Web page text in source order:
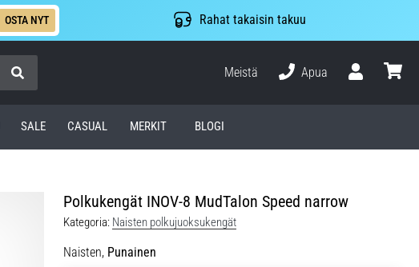
OSTA NYT Rahat takaisin takuu
Meistä
Apua
SALE CASUAL MERKIT BLOGI
Polkukengät INOV-8 MudTalon Speed narrow
Kategoria: Naisten polkujuoksukengät
Naisten, Punainen